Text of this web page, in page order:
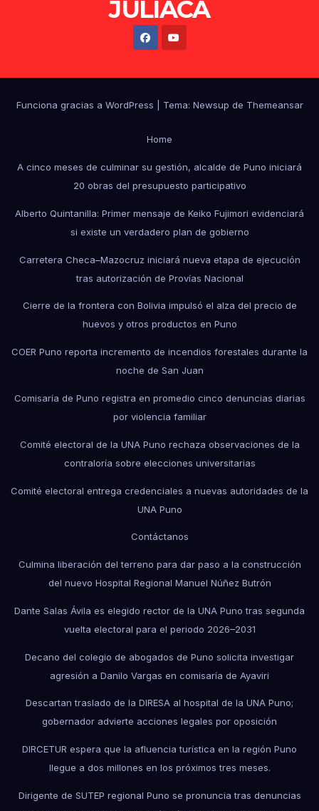
JULIACA
Funciona gracias a WordPress Tema: Newsup de Themeansar
Home
A cinco meses de culminar su gestión, alcalde de Puno iniciará
20 obras del presupuesto participativo
Alberto Quintanilla: Primer mensaje de Keiko Fujimori evidenciará
si existe un verdadero plan de gobierno
Carretera Checa–Mazocruz iniciará nueva etapa de ejecución
tras autorización de Provías Nacional
Cierre de la frontera con Bolivia impulsó el alza del precio de
huevos y otros productos en Puno
COER Puno reporta incremento de incendios forestales durante la
noche de San Juan
Comisaría de Puno registra en promedio cinco denuncias diarias
por violencia familiar
Comité electoral de la UNA Puno rechaza observaciones de la
contraloría sobre elecciones universitarias
Comité electoral entrega credenciales a nuevas autoridades de la
UNA Puno
Contáctanos
Culmina liberación del terreno para dar paso a la construcción
del nuevo Hospital Regional Manuel Núñez Butrón
Dante Salas Ávila es elegido rector de la UNA Puno tras segunda
vuelta electoral para el periodo 2026–2031
Decano del colegio de abogados de Puno solicita investigar
agresión a Danilo Vargas en comisaría de Ayaviri
Descartan traslado de la DIRESA al hospital de la UNA Puno;
gobernador advierte acciones legales por oposición
DIRCETUR espera que la afluencia turística en la región Puno
llegue a dos millones en los próximos tres meses.
Dirigente de SUTEP regional Puno se pronuncia tras denuncias